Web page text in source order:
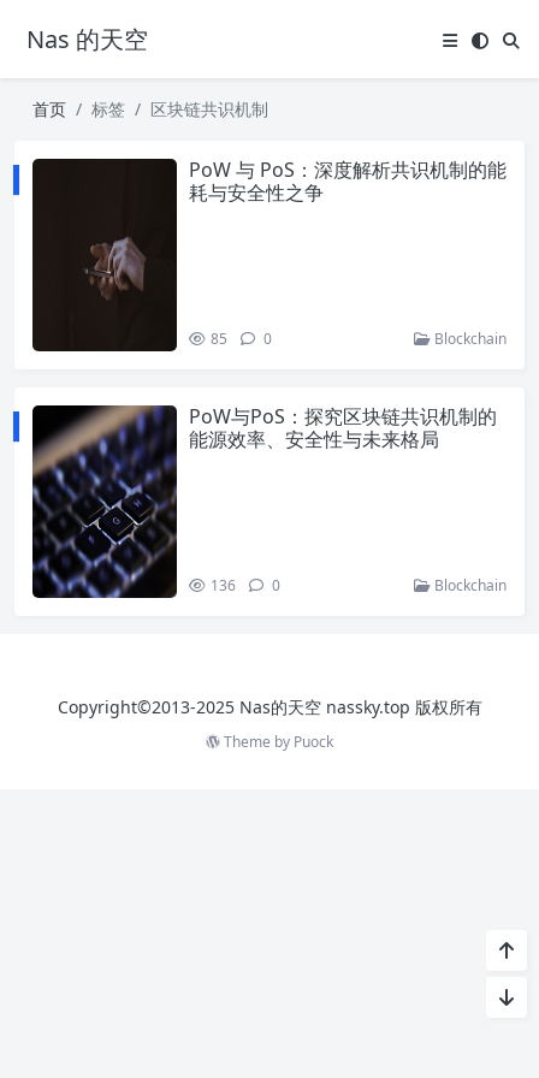
Nas 的天空
首页 标签 区块链共识机制
PoW 与 PoS：深度解析共识机制的能
耗与安全性之争
85 0 Blockchain
PoW与PoS：探究区块链共识机制的
能源效率、安全性与未来格局
136 0 Blockchain
Copyright©2013-2025 Nas的天空 nassky.top 版权所有
Theme by Puock